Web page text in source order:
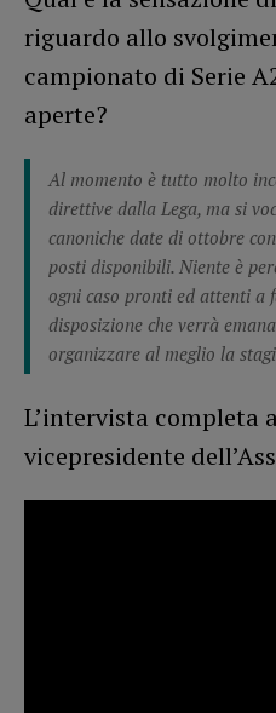
riguardo allo
campionato di Serie
aperte?
Al momento è tutto molto
direttive dalla Lega, ma si
canoniche date di ottobre
posti disponibili. Niente è
ogni caso pronti ed attenti a
disposizione che verrà
organizzare al meglio la
L’intervista completa
vicepresidente